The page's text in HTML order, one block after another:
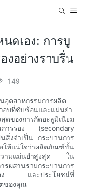
ดเอง: การบู
งอย่างราบรื่น
149
อุตสาหกรรมการผลิต
อบที่ซับซ้อนและแม่นยำ
ดของการกัดอะลูมิเนียม
การรอง (secondary
สิ่งจำเป็น กระบวนการ
ให้แน่ใจว่าผลิตภัณฑ์ขั้น
ความแม่นยำสูงสุด ใน
รผสานรวมกระบวนการ
ดเอง และประโยชน์ที่
ตของคุณ